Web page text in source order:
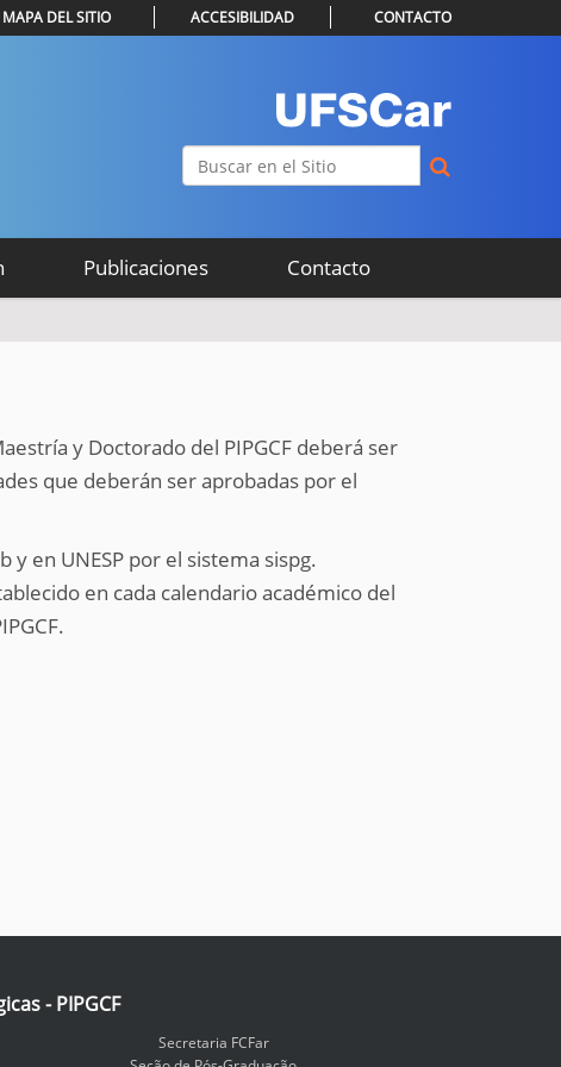
Buscar
MAPA DEL SITIO ACCESIBILIDAD CONTACTO
Publicaciones Contacto
y Doctorado del PIPGCF deberá ser
que deberán ser aprobadas por el
y en UNESP por el sistema sispg.
en cada calendario académico del
- PIPGCF
Secretaria FCFar